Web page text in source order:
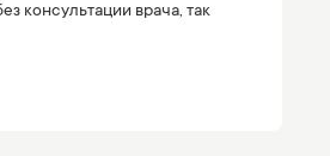
консультации врача, так